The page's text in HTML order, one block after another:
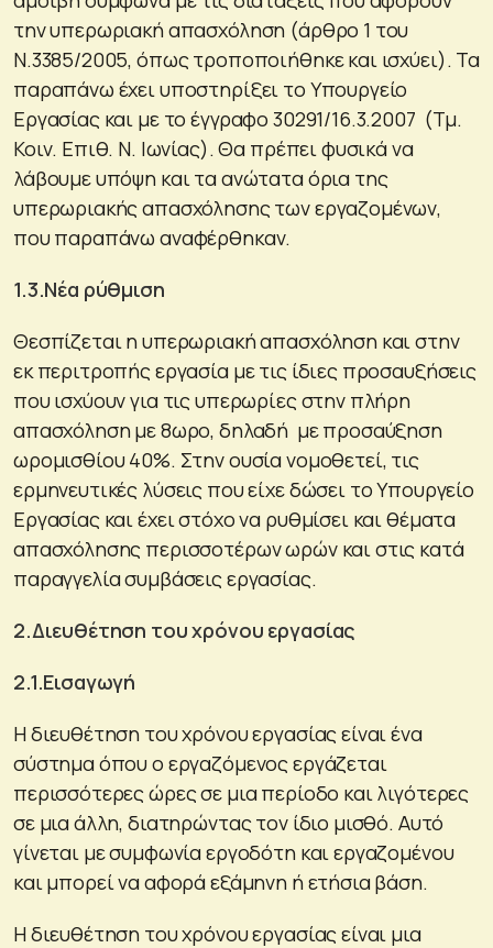
την υπερωριακή απασχόληση (άρθρο 1 του
Ν.3385/2005, όπως τροποποιήθηκε και ισχύει). Τα
παραπάνω έχει υποστηρίξει το Υπουργείο
Εργασίας και με το έγγραφο 30291/16.3.2007 (Τμ.
Κοιν. Επιθ. Ν. Ιωνίας). Θα πρέπει φυσικά να
λάβουμε υπόψη και τα ανώτατα όρια της
υπερωριακής απασχόλησης των εργαζομένων,
που παραπάνω αναφέρθηκαν.
1.3.Νέα ρύθμιση
Θεσπίζεται η υπερωριακή απασχόληση και στην
εκ περιτροπής εργασία με τις ίδιες προσαυξήσεις
που ισχύουν για τις υπερωρίες στην πλήρη
απασχόληση με 8ωρο, δηλαδή με προσαύξηση
ωρομισθίου 40%. Στην ουσία νομοθετεί, τις
ερμηνευτικές λύσεις που είχε δώσει το Υπουργείο
Εργασίας και έχει στόχο να ρυθμίσει και θέματα
απασχόλησης περισσοτέρων ωρών και στις κατά
παραγγελία συμβάσεις εργασίας.
2.Διευθέτηση του χρόνου εργασίας
2.1.Εισαγωγή
Η διευθέτηση του χρόνου εργασίας είναι ένα
σύστημα όπου ο εργαζόμενος εργάζεται
περισσότερες ώρες σε μια περίοδο και λιγότερες
σε μια άλλη, διατηρώντας τον ίδιο μισθό. Αυτό
γίνεται με συμφωνία εργοδότη και εργαζομένου
και μπορεί να αφορά εξάμηνη ή ετήσια βάση.
Η διευθέτηση του χρόνου εργασίας είναι μια